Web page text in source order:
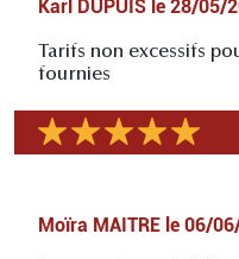
Karl DUPUIS le 28/05/
Tarifs non excessifs
fournies
Moïra MAITRE le 06/